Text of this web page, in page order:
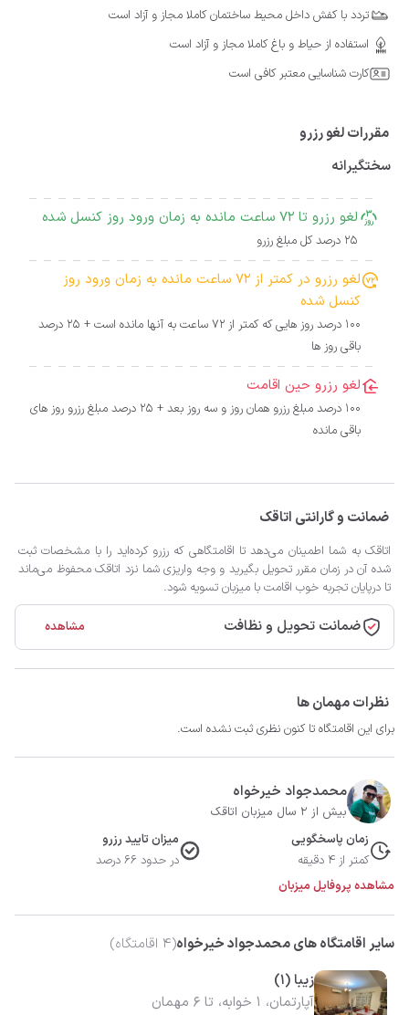
تردد با کفش داخل محیط ساختمان کاملا مجاز و آزاد است
استفاده از حیاط و باغ کاملا مجاز و آزاد است
کارت شناسایی معتبر کافی است
مقررات لغو رزرو
سختگیرانه
لغو رزرو تا 72 ساعت مانده به زمان ورود روز کنسل شده
25 درصد کل مبلغ رزرو
لغو رزرو در کمتر از 72 ساعت مانده به زمان ورود روز
کنسل شده
100 درصد روز هایی که کمتر از 72 ساعت به آنها مانده است + 25 درصد
باقی روز ها
لغو رزرو حین اقامت
100 درصد مبلغ رزرو همان روز و سه روز بعد + 25 درصد مبلغ رزرو روز های
باقی مانده
ضمانت و گارانتی اتاقک
اتاقک به شما اطمینان می‌دهد تا اقامتگاهی که رزرو کرده‌اید را با مشخصات ثبت
شده آن در زمان مقرر تحویل بگیرید و وجه واریزی شما نزد اتاقک محفوظ می‌ماند
تا درپایان تجربه خوب اقامت با میزبان تسویه شود.
ضمانت تحویل و نظافت مشاهده
نظرات مهمان ها
برای این اقامتگاه تا کنون نظری ثبت نشده است.
محمدجواد خیرخواه
بیش از 2 سال میزبان اتاقک
زمان پاسخگویی
کمتر از 4 دقیقه
میزان تایید رزرو
در حدود 66 درصد
مشاهده پروفایل میزبان
سایر اقامتگاه های محمدجواد خیرخواه(
4 اقامتگاه)
زیبا (1)
آپارتمان، 1 خوابه، تا 6 مهمان